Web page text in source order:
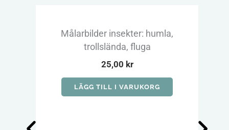
Målarbilder insekter: humla,
trollslända, fluga
25,00 kr
LÄGG TILL I VARUKORG